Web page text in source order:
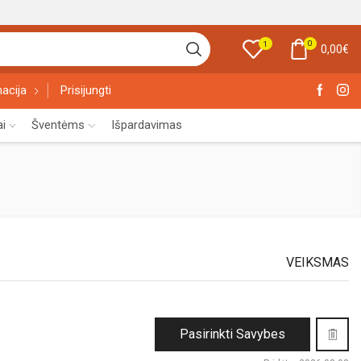
1 0 0,00€
Prisijungti
Šventėms Išpardavimas
VEIKSMAS
Pasirinkti Savybes
product